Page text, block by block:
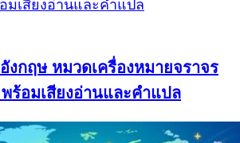
งกฤษ หมวดเครื่องหมายจราจร
ร้อมเสียงอ่านและคำแปล